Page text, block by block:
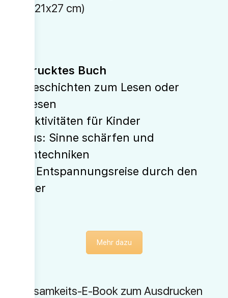
inkl. (21x27 cm)
Gedrucktes Buch
10 Geschichten zum Lesen oder
Vorlesen
46 Aktivitäten für Kinder
Fokus: Sinne schärfen und
Atemtechniken
Inkl. Entspannungsreise durch den
Körper
Mehr dazu
Achtsamkeits-E-Book zum Ausdrucken